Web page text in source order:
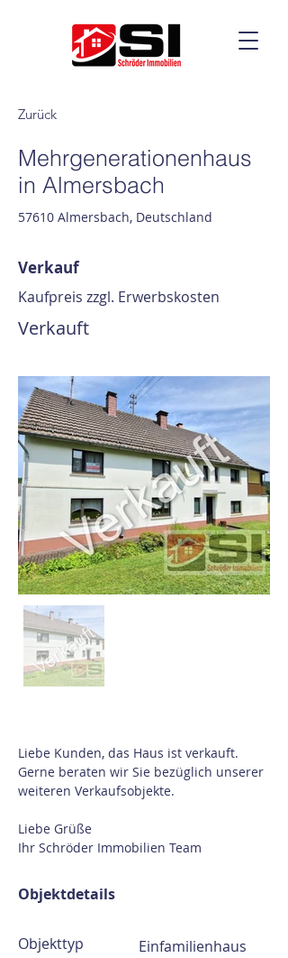
Zurück
Mehrgenerationenhaus
in Almersbach
57610 Almersbach, Deutschland
Verkauf
Kaufpreis zzgl. Erwerbskosten
Verkauft
Liebe Kunden, das Haus ist verkauft.
Gerne beraten wir Sie bezüglich unserer
weiteren Verkaufsobjekte.
Liebe Grüße
Ihr Schröder Immobilien Team
Objektdetails
Objekttyp Einfamilienhaus